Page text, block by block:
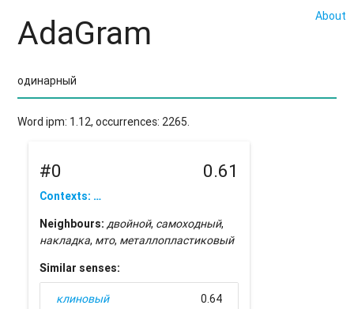
About
AdaGram
Word ipm: 1.12, occurrences: 2265.
#0 0.61
Contexts: …
Neighbours: двойной, самоходный,
накладка, мто, металлопластиковый
Similar senses:
клиновый 0.64